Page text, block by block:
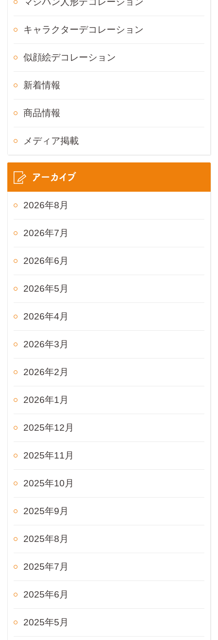
キャラクターデコレーション
似顔絵デコレーション
新着情報
商品情報
メディア掲載
アーカイブ
2026年8月
2026年7月
2026年6月
2026年5月
2026年4月
2026年3月
2026年2月
2026年1月
2025年12月
2025年11月
2025年10月
2025年9月
2025年8月
2025年7月
2025年6月
2025年5月